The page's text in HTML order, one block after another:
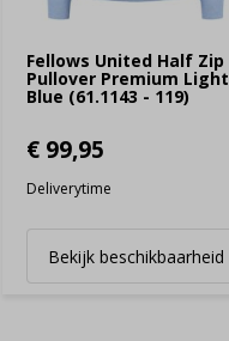
Fellows United Half Zip
Pullover Premium Light
Blue (61.1143 - 119)
€ 99,95
Deliverytime
Bekijk beschikbaarheid